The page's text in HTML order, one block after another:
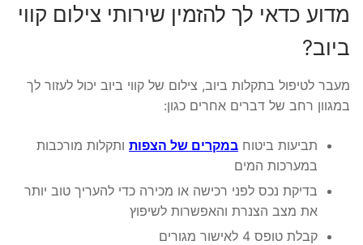
מדוע כדאי לך להזמין שירותי צילום קווי
ביוב?
מעבר לטיפול בתקלות ביוב, צילום של קווי ביוב יכול לעזור לך
במגוון רחב של דברים אחרים כגון:
תביעות ביטוח במקרים של הצפות ותקלות מורכבות
במערכות המים
בדיקת נכס לפני רכישה או מכירה כדי להעריך טוב יותר
את מצב הצנרת והאפשרות לשיפוץ
קבלת טופס 4 לאישור מגורים